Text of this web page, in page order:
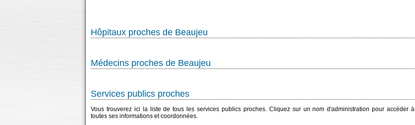
Hôpitaux proches de Beaujeu
Médecins proches de Beaujeu
Services publics proches
Vous trouverez ici la liste de tous les services publics proches. Cliquez sur un nom d'administration pour accéder à
toutes ses informations et coordonnées.